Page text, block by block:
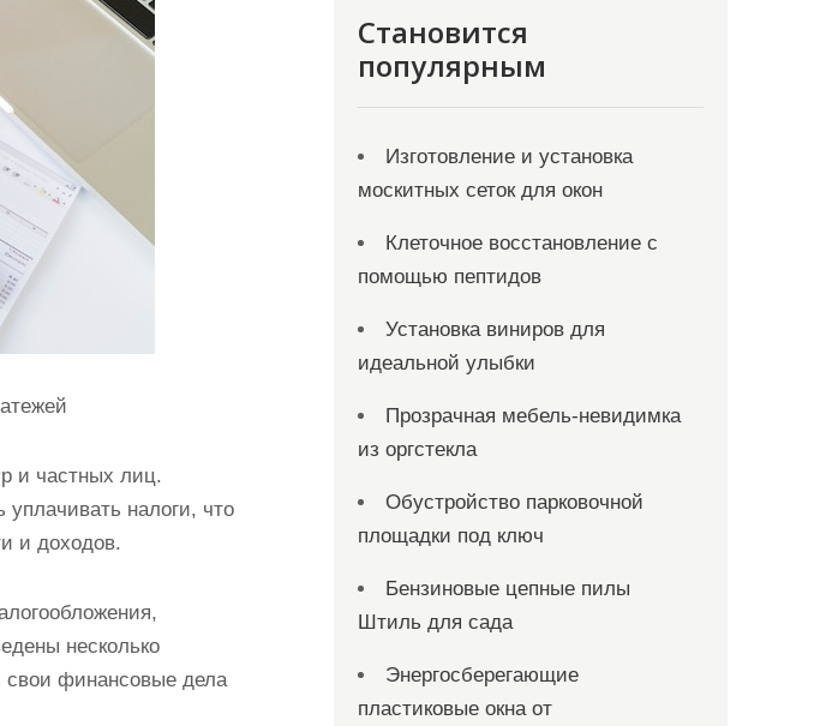
и частных лиц.
налоги, что
и доходов.
несколько
свои финансовые дела
Становится
популярным
Изготовление и установка
москитных сеток для окон
Клеточное восстановление с
помощью пептидов
Установка виниров для
идеальной улыбки
Прозрачная мебель-невидимка
из оргстекла
Обустройство парковочной
площадки под ключ
Бензиновые цепные пилы
Штиль для сада
Энергосберегающие
пластиковые окна от